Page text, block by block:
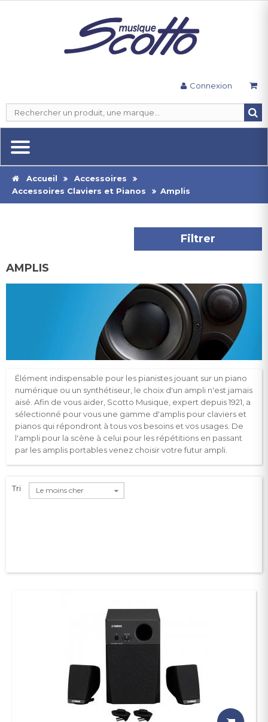
Connexion
Accueil
Accessoires
Accessoires Claviers et Pianos
Amplis
Filtrer
AMPLIS
Élément indispensable pour les pianistes jouant sur un piano
numérique ou un synthétiseur, le choix d'un ampli n'est jamais
aisé. Afin de vous aider, Scotto Musique, expert depuis 1921, a
sélectionné pour vous une gamme d'amplis pour claviers et
pianos qui répondront à tous vos besoins et vos usages. De
l'ampli pour la scène à celui pour les répétitions en passant
par les amplis portables venez choisir votre futur ampli.
Tri Le moins cher